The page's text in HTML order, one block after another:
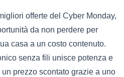
offerte del Cyber Monday,
da non perdere per
casa a un costo contenuto.
senza fili unisce potenza e
prezzo scontato grazie a uno